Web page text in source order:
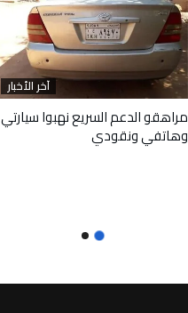
آخر الأخبار
مراهقو الدعم السريع نهبوا سيارتي
وهاتفي ونقودي